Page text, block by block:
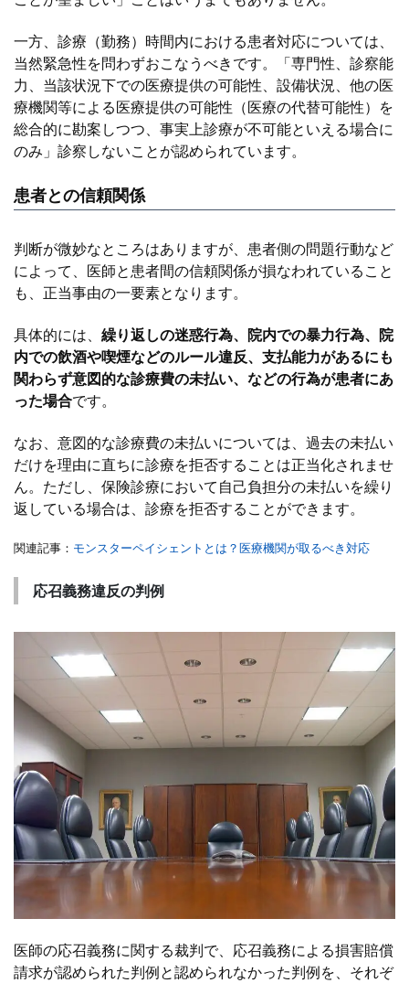
一方、診療（勤務）時間内における患者対応については、
当然緊急性を問わずおこなうべきです。「専門性、診察能
力、当該状況下での医療提供の可能性、設備状況、他の医
療機関等による医療提供の可能性（医療の代替可能性）を
総合的に勘案しつつ、事実上診療が不可能といえる場合に
のみ」診察しないことが認められています。
患者との信頼関係
判断が微妙なところはありますが、患者側の問題行動など
によって、医師と患者間の信頼関係が損なわれていること
も、正当事由の一要素となります。
具体的には、 繰り返しの迷惑行為、院内での暴力行為、院
内での飲酒や喫煙などのルール違反、支払能力があるにも
関わらず意図的な診療費の未払い、などの行為が患者にあ
った場合です。
なお、意図的な診療費の未払いについては、過去の未払い
だけを理由に直ちに診療を拒否することは正当化されませ
ん。ただし、保険診療において自己負担分の未払いを繰り
返している場合は、診療を拒否することができます。
関連記事： モンスターペイシェントとは？医療機関が取るべき対応
応召義務違反の判例
医師の応召義務に関する裁判で、応召義務による損害賠償
請求が認められた判例と認められなかった判例を、それぞ